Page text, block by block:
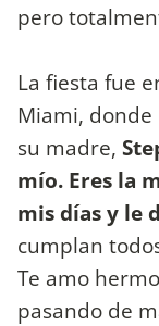
pero
La fiesta fue
Miami,
su madre,
mío. Eres la
mis días y le
cumplan
Te amo
pasando de